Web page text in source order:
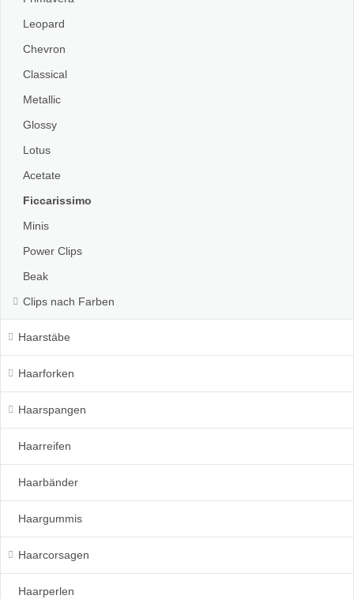
Leopard
Chevron
Classical
Metallic
Glossy
Lotus
Acetate
Ficcarissimo
Minis
Power Clips
Beak
Clips nach Farben
Haarstäbe
Haarforken
Haarspangen
Haarreifen
Haarbänder
Haargummis
Haarcorsagen
Haarperlen